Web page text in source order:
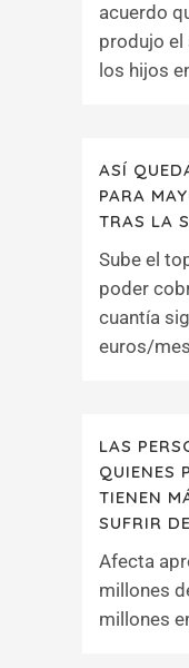
acuerdo
produjo el
los hijos
ASÍ
PARA
TRAS LA
Sube el
poder
cuantía
euros/
LAS
QUIENES
TIENEN
SUFRIR
Afecta
millones
millones